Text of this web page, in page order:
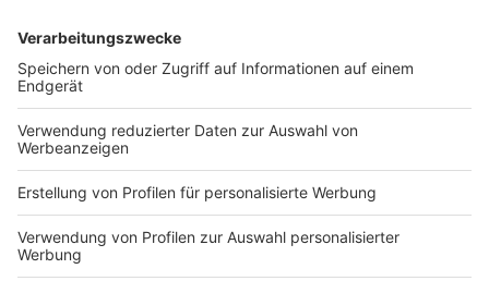
“Eckpunkte für Faire Arbeit in der Plattformökonomie”
formuliert, deren konkrete Vorschläge ein hilfreicher
Ansatz für weitere legislative Schritte sein können.
Prüfet alles und behaltet das Gute, mahnt der Apostel
Paulus die Gemeinde von Thessaloniki. Das heißt aber
auch: Vom nicht so Guten sollte man sich schnell
des Instituts für Arbeitsrecht und Recht der sozialen
Sicherheit der Universität Bonn.